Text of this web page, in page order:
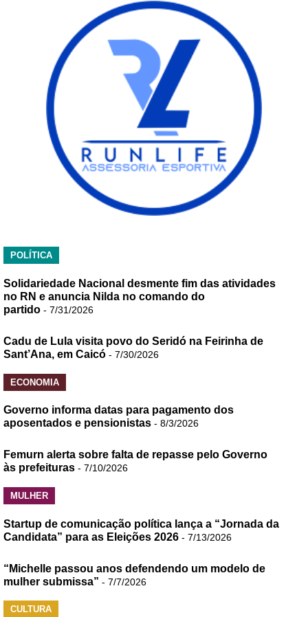
POLÍTICA
Solidariedade Nacional desmente fim das atividades
no RN e anuncia Nilda no comando do
partido - 7/31/2026
Cadu de Lula visita povo do Seridó na Feirinha de
Sant’Ana, em Caicó - 7/30/2026
ECONOMIA
Governo informa datas para pagamento dos
aposentados e pensionistas - 8/3/2026
Femurn alerta sobre falta de repasse pelo Governo
às prefeituras - 7/10/2026
MULHER
Startup de comunicação política lança a “Jornada da
Candidata” para as Eleições 2026 - 7/13/2026
“Michelle passou anos defendendo um modelo de
mulher submissa” - 7/7/2026
CULTURA